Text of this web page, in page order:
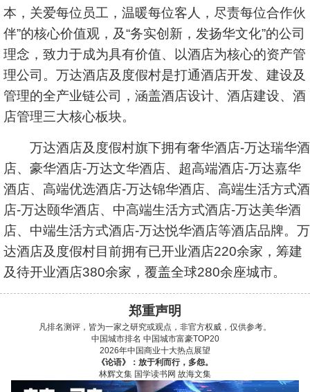
本，关爱每位员工，温暖每位客人，尽责每位合作伙
伴”的核心价值观，及“务实创新，发扬华文化”的公司
理念，致力于成为具有价值、以酒店为核心的资产管
理公司。万达酒店及度假村是打通酒店开发、建设及
管理的全产业链公司，涵盖酒店设计、酒店建设、酒
店管理三大核心板块。
万达酒店及度假村旗下拥有奢华酒店-万达瑞华酒
店、豪华酒店-万达文华酒店、超高端酒店-万达嘉华
酒店、高端优选酒店-万达锦华酒店、高端生活方式酒
店-万达颐华酒店、中高端生活方式酒店-万达美华酒
店、中端生活方式酒店-万达悦华酒店等酒店品牌。万
达酒店及度假村目前拥有已开业酒店220余家，筹建
及待开业酒店380余家，覆盖全球280余座城市。
郑重声明
凡排名测评，皆为一家之研究或观点，非官方权威，仅供参考。
中国城市排名 中国城市富豪TOP20
2026年中国商业十大热点展望
《论语》：放于利而行，多怨。
林辉文集 国学读书网 故海文集